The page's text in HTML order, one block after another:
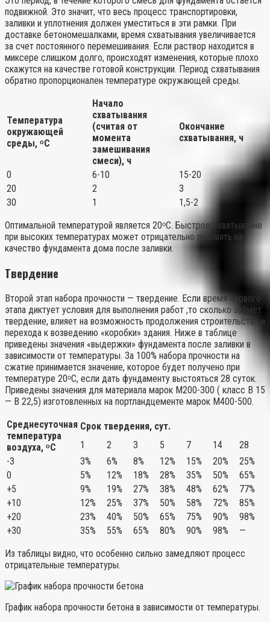
подвижной. Это значит, что весь процесс транспортировки,
заливки и уплотнения должен уместиться в эти рамки. При
доставке бетономешалками, время схватывания увеличивается
за счет постоянного перемешивания. Если раствор находится в
миксере слишком долго, происходят изменения, которые плохо
скажутся на качестве готовой конструкции. Период схватывания
обратно пропорционален температуре окружающей среды.
Температура
окружающей
среды, ᵒС
Начало
схватывания
(считая от
момента
замешивания
смеси), ч
Окончание
схватывания, ч
0 6-10
15-20
20
2
3
30
1
1,5-2
Оптимальной температурой является 20ᵒС. Быстрое схватывание
при высоких температурах может отрицательно повлиять на
качество фундамента дома после заливки.
Твердение
Второй этап набора прочности — твердение. Если время первого
этапа диктует условия для выполнения работ ,то сколько займет
твердение, влияет на возможность продолжения строительства и
перехода к возведению «коробки» здания. Ниже в таблице
приведены значения «выдержки» фундамента после заливки в
зависимости от температуры. За 100% набора прочности на
сжатие принимается значение, которое будет получено при
температуре 20ᵒС, если дать фундаменту выстояться 28 суток.
Приведены значения для материала марок М200-300 ( класс B 15
— B 22,5) изготовленных на портландцементе марок М400-500.
Среднесуточная
температура
воздуха, ᵒС
Срок твердения, сут.
1
2 3 5 7 14
28
-3
3% 6% 8% 12% 15% 20%
25%
0
5% 12% 18% 28% 35% 50%
65%
+5
9% 19% 27% 38% 48% 62%
77%
+10
12% 25% 37% 50% 58% 72%
85%
+20
23% 40% 50% 65% 75% 90%
98%
+30
35% 55% 65% 80% 90% 98%
—
Из таблицы видно, что особенно сильно замедляют процесс
отрицательные температуры.
График набора прочности бетона в зависимости от температуры.